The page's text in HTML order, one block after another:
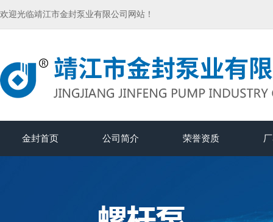
欢迎光临靖江市金封泵业有限公司网站！
金封首页 公司简介 荣誉资质